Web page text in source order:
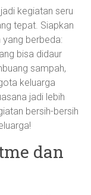
kegiatan seru
tepat. Siapkan
berbeda:
bisa didaur
sampah,
keluarga
jadi lebih
bersih-bersih
dan